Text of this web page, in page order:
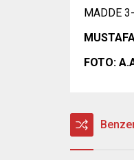
MADDE
FOTO: